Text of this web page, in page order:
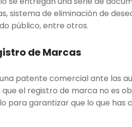
sistema de eliminación de
público, entre otros.
de Marcas
patente comercial ante las
el registro de marca no es
para garantizar que lo que has